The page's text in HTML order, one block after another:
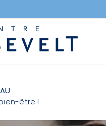
être !